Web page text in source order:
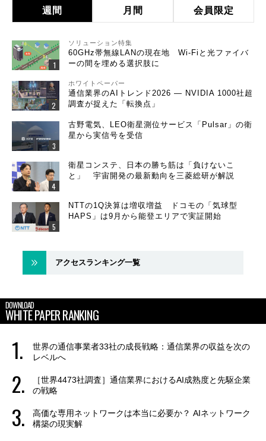
週間 月間 会員限定
ソリューション特集
60GHz帯無線LANの現在地 Wi-Fiと光ファイバ
ーの間を埋める選択肢に
ホワイトペーパー
通信業界のAIトレンド2026 ― NVIDIA 1000社超
調査が捉えた「転換点」
古野電気、LEO衛星測位サービス「Pulsar」の衛
星から実信号を受信
衛星コンステ、日本の勝ち筋は「負けないこ
と」 宇宙開発の最新動向を三菱総研が解説
NTTの1Q決算は増収増益 ドコモの「気球型
HAPS」は9月から能登エリアで実証開始
アクセスランキング一覧
DOWNLOAD
WHITE PAPER RANKING
世界の通信事業者33社の成長戦略：通信業界の収益を次の
レベルへ
［世界4473社調査］通信業界におけるAI成熟度と先駆企業
の戦略
高価な専用ネットワークは本当に必要か？ AIネットワーク
構築の現実解